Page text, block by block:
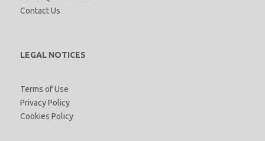
Contact Us
LEGAL NOTICES
Terms of Use
Privacy Policy
Cookies Policy